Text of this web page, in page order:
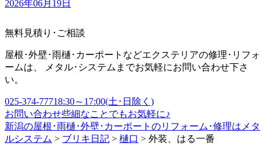
2026年06月19日
無料見積り･ご相談
屋根･外壁･雨樋･カーポートなどエクステリアの修理･リフォ
ームは、 メタル･システムまでお気軽にお問い合わせ下さ
い。
025-374-77718:30～17:00(土･日除く)
お問い合わせ些細なことでもお気軽に♪
新潟の屋根･雨樋･外壁･カーポートのリフォーム･修理はメタ
ルシステム > ブリキ日記 > 樋口 > 外装、はる一番